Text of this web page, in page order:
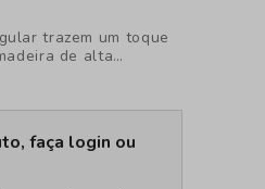
trazem um toque
de alta
estilo, agregando
faça login ou